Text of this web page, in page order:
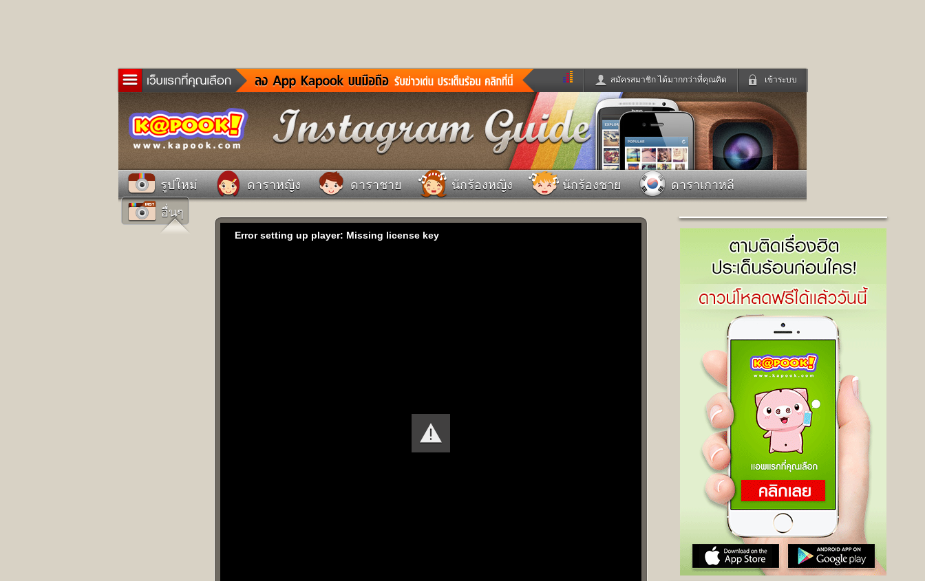
เข้าระบบ
สมัครสมาชิก ได้มากกว่าที่คุณคิด
ข่าวด่วน ข่าวสั้น ข่าวดารา
ดูทีวี
ละคร
หนังใหม่ ฟังเพลง
ฟังวิทยุออนไลน์
เกม
หมากรุกไทย แชทหมากฮอส
Glitter
แต่งงาน
แม่และเด็ก
ดูดวง
ทำนายฝัน สุขภาพ
สัตว์เลี้ยง
ผู้ชาย
ผลบอล บ้านและการตกแต่ง
ท่องเที่ยว
Facebook
เข้าระบบด้วย User Kapook
Email
Password
เข้าระบบด้วย Facebook
รูปใหม่ ดาราหญิง ดาราชาย นักร้องหญิง นักร้องชาย
ดาราเกาหลี
อื่นๆ
Error setting up player: Missing license key